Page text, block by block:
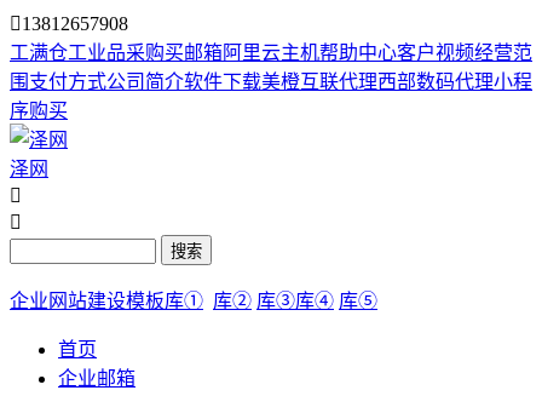
13812657908
工满仓工业品采购买邮箱阿里云主机帮助中心客户视频经营范
围 支付方式公司简介软件下载美橙互联代理西部数码代理小程
序购买
泽网


搜索
企业网站建设模板库① 库② 库③库④ 库⑤
首页
企业邮箱